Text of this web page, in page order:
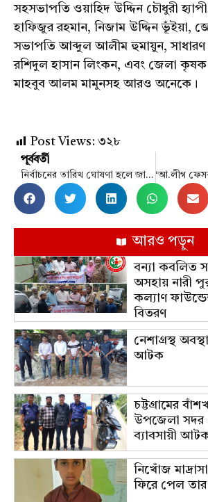
সহসভাপতি ওয়াহিদ উদ্দিন চৌধুরী
হাফিজুর রহমান, নিজাম উদ্দিন ভূঁইয়া,
সভাপতি আব্দুল আলীম হুমায়ুন, সাধারণ
রশিদুল হাসান লিংকন, এবং জেলা
মাহবুব আলম মামুনসহ আরও অনেকে।
Post Views: ৩২৮
পূর্ববর্তী
নির্বাচনের তারিখ ঘোষণা হলে জানা যাবে বই মেলার সময়
আরও পড়ুন
বন্যা কবলিত
অসহায় নারী
কল্যাণ
বিতরণ
নেশাগ্রস্থ
আটক
চট্টগ্রামের
উপজেলা সদর
ব্যাবসায়ী
নিখোঁজ
ফিরে পেল তার